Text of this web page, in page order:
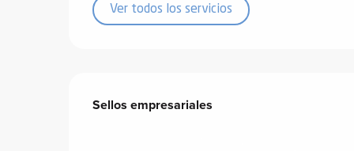
Ver todos los servicios
Oferta de
Sellos empresariales
Sellos empresariales